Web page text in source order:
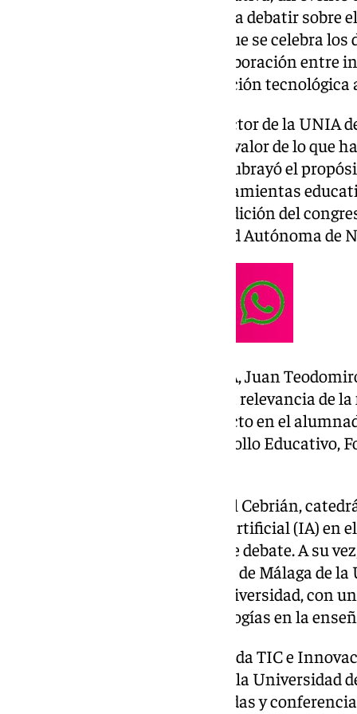
académicos y profesionales para debatir sobre
en la enseñanza. El congreso, que se celebra
como objetivo promover la colaboración entre
analizar los avances en innovación
Durante el acto inaugural, el rector de la UNIA
congreso como «una puesta en valor de lo que
Andalucía y Latinoamérica» y subrayó el
para formarse en el uso de herramientas
García anunció que la tercera edición del
colaboración con la Universidad Autónoma de
Por su parte, el rector de la UMA, Juan
ambas instituciones y señaló la relevancia de
educativa, destacando su impacto en el
el delegado territorial de Desarrollo Educativo,
El director del congreso, Manuel Cebrián,
importancia de la inteligencia artificial (IA) en
tecnología será un eje central de debate. A su
directora de la sede Tecnológica de Málaga de
«especial ilusión» que vive la universidad, con
aplicación de las nuevas tecnologías en la
La conferencia inaugural, titulada TIC e
por Julio Cabero, catedrático de la Universidad
que contarán con mesas redondas y